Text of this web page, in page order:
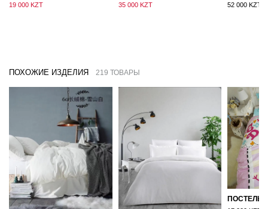
19 000 KZT
35 000 KZT
52 000 KZT
ПОХОЖИЕ ИЗДЕЛИЯ 219 ТОВАРЫ